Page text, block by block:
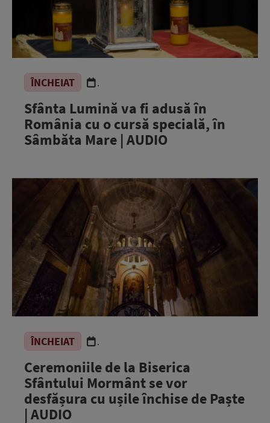
ÎNCHEIAT .
Sfânta Lumină va fi adusă în
România cu o cursă specială, în
Sâmbăta Mare | AUDIO
ÎNCHEIAT .
Ceremoniile de la Biserica
Sfântului Mormânt se vor
desfășura cu ușile închise de Paște
| AUDIO